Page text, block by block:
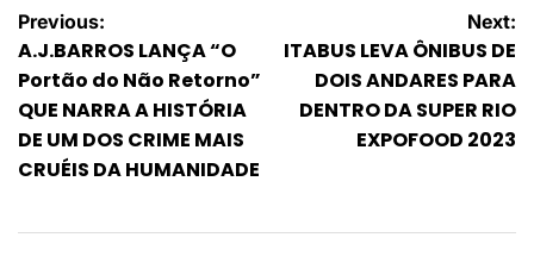
Previous:
A.J.BARROS LANÇA “O
Portão do Não Retorno”
QUE NARRA A HISTÓRIA
DE UM DOS CRIME MAIS
CRUÉIS DA HUMANIDADE
Next:
ITABUS LEVA ÔNIBUS DE
DOIS ANDARES PARA
DENTRO DA SUPER RIO
EXPOFOOD 2023